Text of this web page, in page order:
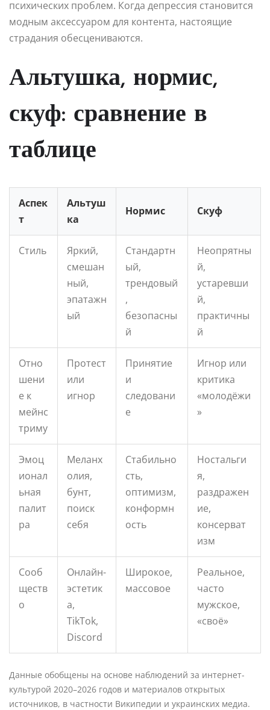
психических проблем. Когда депрессия становится
модным аксессуаром для контента, настоящие
страдания обесцениваются.
Альтушка, нормис,
скуф: сравнение в
таблице
Аспек
т
Альтуш
ка
Нормис Скуф
Стиль
Яркий,
смешан
ный,
эпатажн
ый
Стандартн
ый,
трендовый
,
безопасны
й
Неопрятны
й,
устаревши
й,
практичны
й
Отно
шени
е к
мейнс
триму
Протест
или
игнор
Принятие
и
следовани
е
Игнор или
критика
«молодёжи
»
Эмоц
ионал
ьная
палит
ра
Меланх
олия,
бунт,
поиск
себя
Стабильно
сть,
оптимизм,
конформн
ость
Ностальги
я,
раздражен
ие,
консерват
изм
Сооб
ществ
о
Онлайн-
эстетик
а,
TikTok,
Discord
Широкое,
массовое
Реальное,
часто
мужское,
«своё»
Данные обобщены на основе наблюдений за интернет-
культурой 2020–2026 годов и материалов открытых
источников, в частности Википедии и украинских медиа.